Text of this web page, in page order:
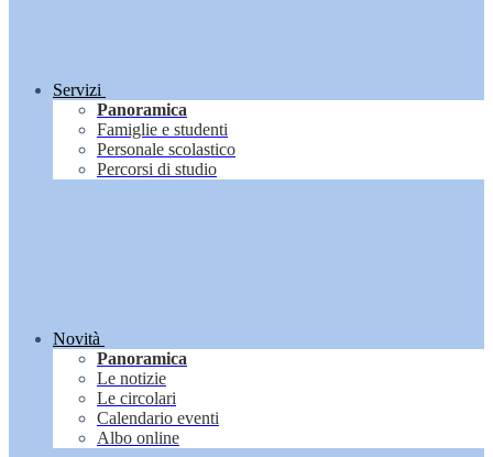
Servizi
Panoramica
Famiglie e studenti
Personale scolastico
Percorsi di studio
Novità
Panoramica
Le notizie
Le circolari
Calendario eventi
Albo online